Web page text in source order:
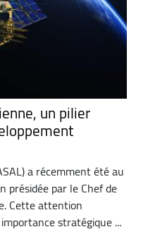
un pilier
a récemment été au
par le Chef de
Cette attention
stratégique ...